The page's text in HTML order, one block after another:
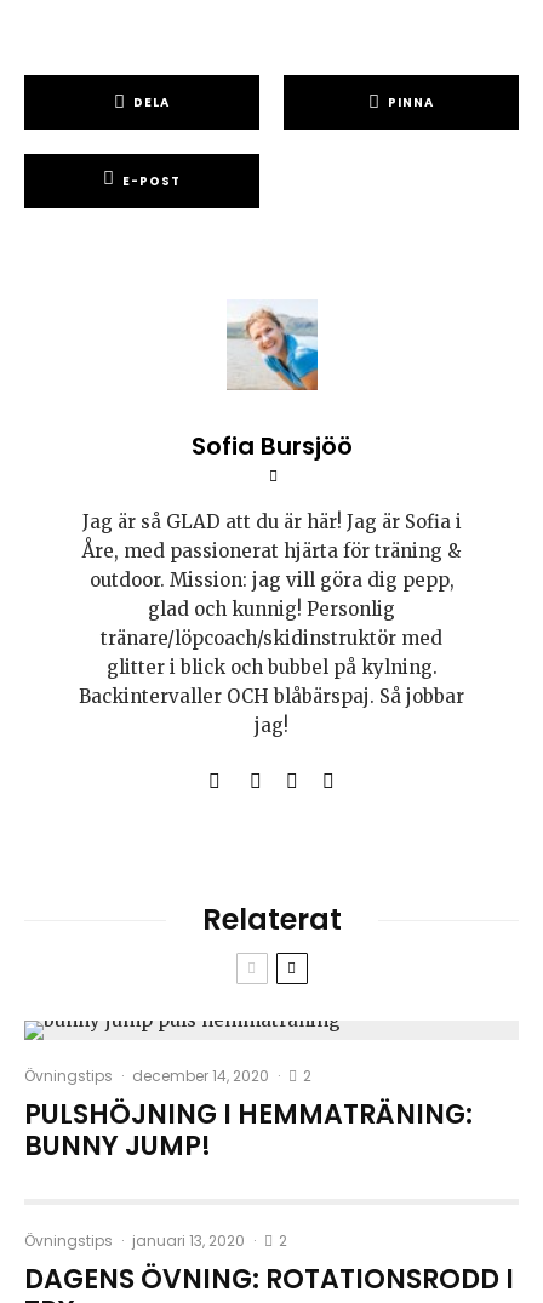
DELA PINNA
E-POST
Sofia Bursjöö
Jag är så GLAD att du är här! Jag är Sofia i
Åre, med passionerat hjärta för träning &
outdoor. Mission: jag vill göra dig pepp,
glad och kunnig! Personlig
tränare/löpcoach/skidinstruktör med
glitter i blick och bubbel på kylning.
Backintervaller OCH blåbärspaj. Så jobbar
jag!
Relaterat
Övningstips · december 14, 2020 · 2
PULSHÖJNING I HEMMATRÄNING:
BUNNY JUMP!
Övningstips · januari 13, 2020 · 2
DAGENS ÖVNING: ROTATIONSRODD I